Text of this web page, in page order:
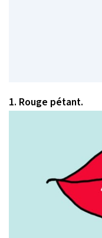
1. Rouge pétant.